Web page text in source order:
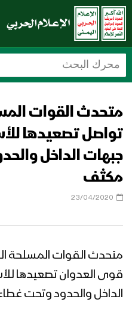
متحدث القوات
تواصل تصعيدها
جبهات الداخل
مكثف
23/04/2020
متحدث القوات المسلحة
قوى العدوان تصعيدها
الداخل والحدود وتحت